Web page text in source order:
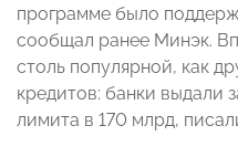
программе было
сообщал ранее Минэк.
столь популярной, как
кредитов: банки выдали
лимита в 170 млрд,